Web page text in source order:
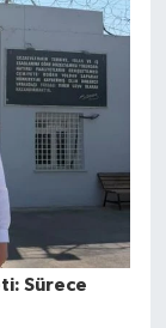
Sürece